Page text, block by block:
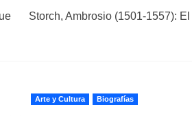
Storch, Ambrosio (1501-1557):
Arte y Cultura Biografías